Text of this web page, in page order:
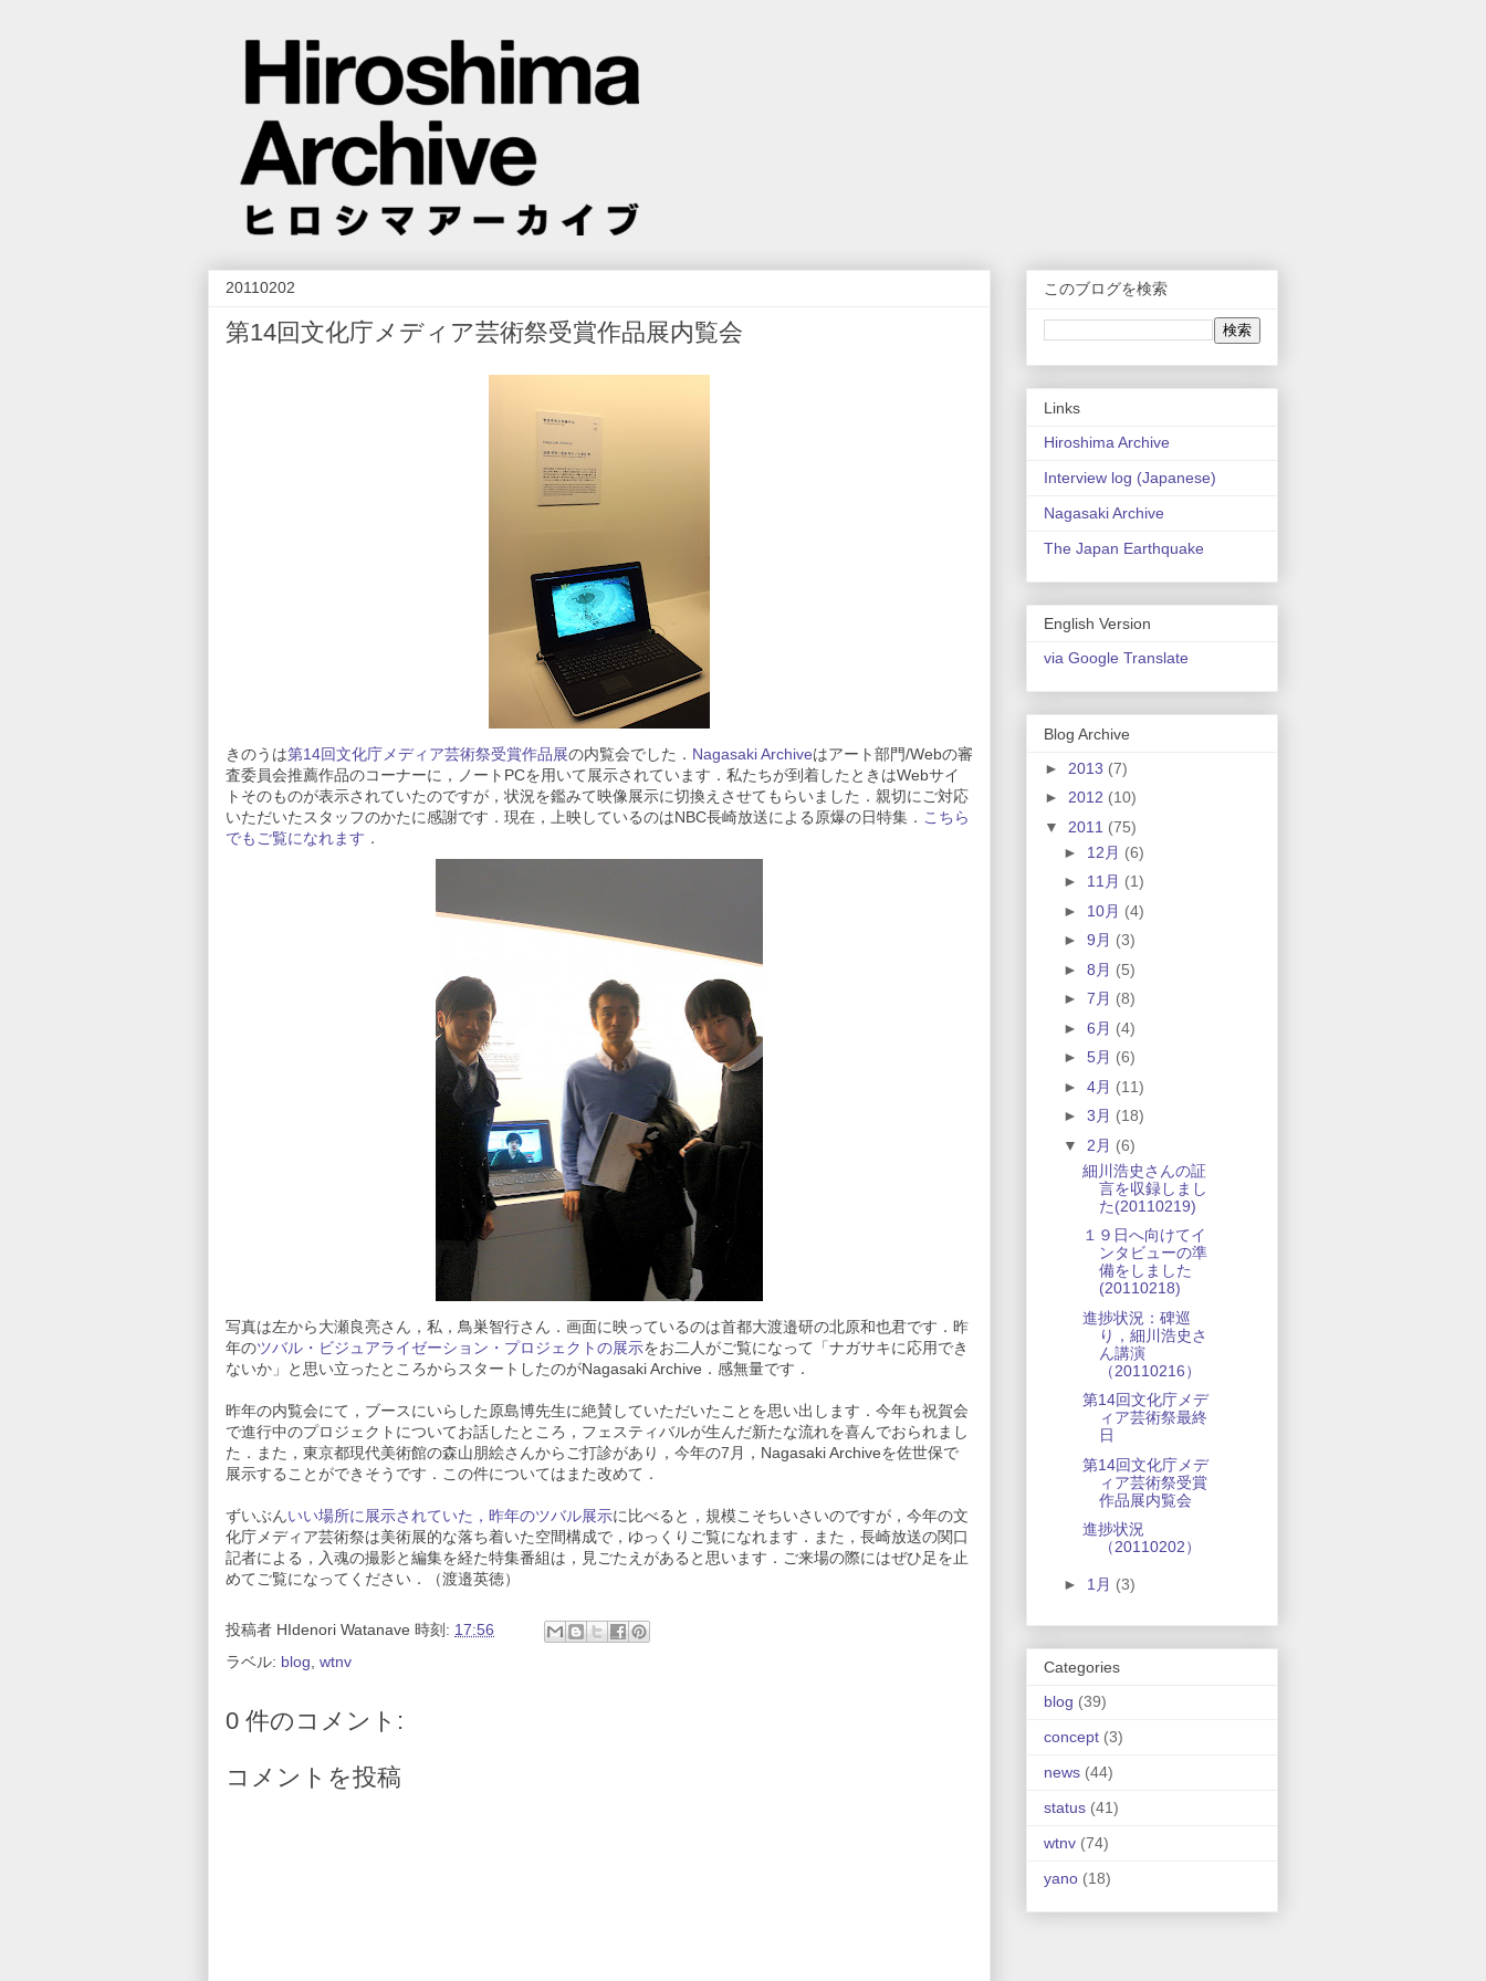
20110202
第14回文化庁メディア芸術祭受賞作品展内覧会
きのうは第14回文化庁メディア芸術祭受賞作品展の内覧会でした． Nagasaki Archiveはアート部門/Webの審
査委員会推薦作品のコーナーに，ノートPCを用いて展示されています．私たちが到着したときはWebサイ
トそのものが表示されていたのですが，状況を鑑みて映像展示に切換えさせてもらいました．親切にご対応
いただいたスタッフのかたに感謝です．現在，上映しているのはNBC長崎放送による原爆の日特集． こちら
でもご覧になれます ．
写真は左から大瀬良亮さん，私，鳥巣智行さん．画面に映っているのは首都大渡邉研の北原和也君です．昨
年のツバル・ビジュアライゼーション・プロジェクトの展示をお二人がご覧になって「ナガサキに応用でき
ないか」と思い立ったところからスタートしたのがNagasaki Archive．感無量です．
昨年の内覧会にて，ブースにいらした原島博先生に絶賛していただいたことを思い出します．今年も祝賀会
で進行中のプロジェクトについてお話したところ，フェスティバルが生んだ新たな流れを喜んでおられまし
た．また，東京都現代美術館の森山朋絵さんからご打診があり，今年の7月，Nagasaki Archiveを佐世保で
展示することができそうです．この件についてはまた改めて．
ずいぶんいい場所に展示されていた，昨年のツバル展示に比べると，規模こそちいさいのですが，今年の文
化庁メディア芸術祭は美術展的な落ち着いた空間構成で，ゆっくりご覧になれます．また，長崎放送の関口
記者による，入魂の撮影と編集を経た特集番組は，見ごたえがあると思います．ご来場の際にはぜひ足を止
めてご覧になってください．（渡邉英徳）
投稿者 HIdenori Watanave 時刻: 17:56
ラベル: blog wtnv
0 件のコメント:
コメントを投稿
このブログを検索
Links
Hiroshima Archive
Interview log (Japanese)
Nagasaki Archive
The Japan Earthquake
English Version
via Google Translate
Blog Archive
► 2013 (7)
► 2012 (10)
▼ 2011 (75)
► 12月 (6)
► 11月 (1)
► 10月 (4)
► 9月 (3)
► 8月 (5)
► 7月 (8)
► 6月 (4)
► 5月 (6)
► 4月 (11)
► 3月 (18)
▼ 2月 (6)
細川浩史さんの証
言を収録しまし
た(20110219)
１９日へ向けてイ
ンタビューの準
備をしました
(20110218)
進捗状況：碑巡
り，細川浩史さ
ん講演
（20110216）
第14回文化庁メデ
ィア芸術祭最終
日
第14回文化庁メデ
ィア芸術祭受賞
作品展内覧会
進捗状況
（20110202）
► 1月 (3)
Categories
blog (39)
concept (3)
news (44)
status (41)
wtnv (74)
yano (18)